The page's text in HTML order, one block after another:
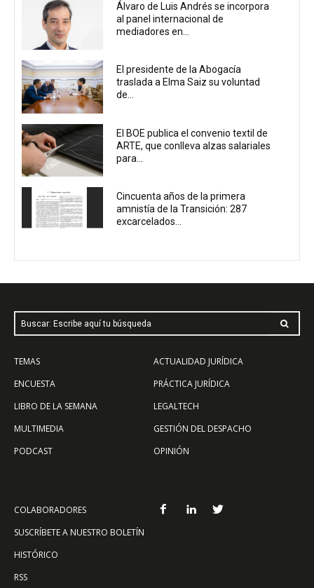
Álvaro de Luis Andrés se incorpora
al panel internacional de
mediadores en...
El presidente de la Abogacía
traslada a Elma Saiz su voluntad
de...
El BOE publica el convenio textil de
ARTE, que conlleva alzas salariales
para...
Cincuenta años de la primera
amnistía de la Transición: 287
excarcelados...
Buscar: Escribe aquí tu búsqueda
TEMAS
ENCUESTA
LIBRO DE LA SEMANA
MULTIMEDIA
PODCAST
ACTUALIDAD JURÍDICA
PRÁCTICA JURÍDICA
LEGALTECH
GESTIÓN DEL DESPACHO
OPINIÓN
COLABORADORES
SUSCRÍBETE A NUESTRO BOLETÍN
HISTÓRICO
RSS